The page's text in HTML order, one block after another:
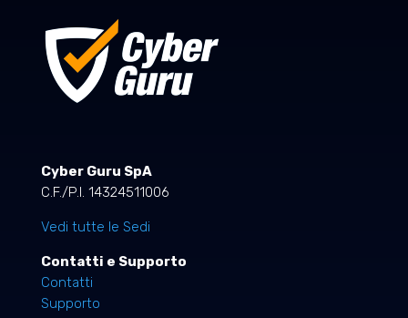
Cyber Guru SpA
C.F./P.I. 14324511006
Vedi tutte le Sedi
Contatti e Supporto
Contatti
Supporto